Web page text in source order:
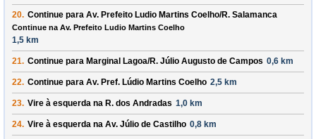
20. Continue para Av. Prefeito Ludio Martins Coelho/R. Salamanca
Continue na Av. Prefeito Ludio Martins Coelho
1,5 km
21. Continue para Marginal Lagoa/R. Júlio Augusto de Campos 0,6 km
22. Continue para Av. Pref. Lúdio Martins Coelho 2,5 km
23. Vire à esquerda na R. dos Andradas 1,0 km
24. Vire à esquerda na Av. Júlio de Castilho 0,8 km